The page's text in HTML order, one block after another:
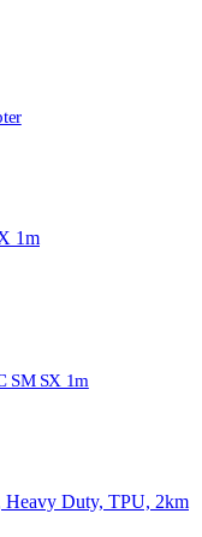
SM SX 1m